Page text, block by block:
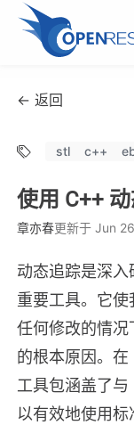
OpenResty
文档
← 返回
stl c++
使用 C++
章亦春更新于 Jun
动态追踪是深
重要工具。它
任何修改的情
的根本原因。在
工具包涵盖了与
以有效地使用